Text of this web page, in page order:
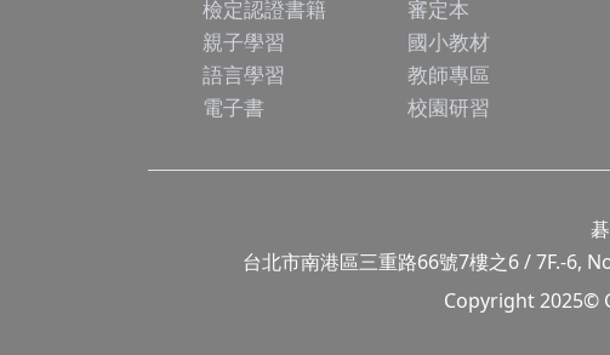
檢定認證書籍
親子學習
語言學習
電子書
審定本
國小教材
教師專區
校園研習
台北市南港區三重路66號7樓之6 / 7F.-6,
Copyright 2025©